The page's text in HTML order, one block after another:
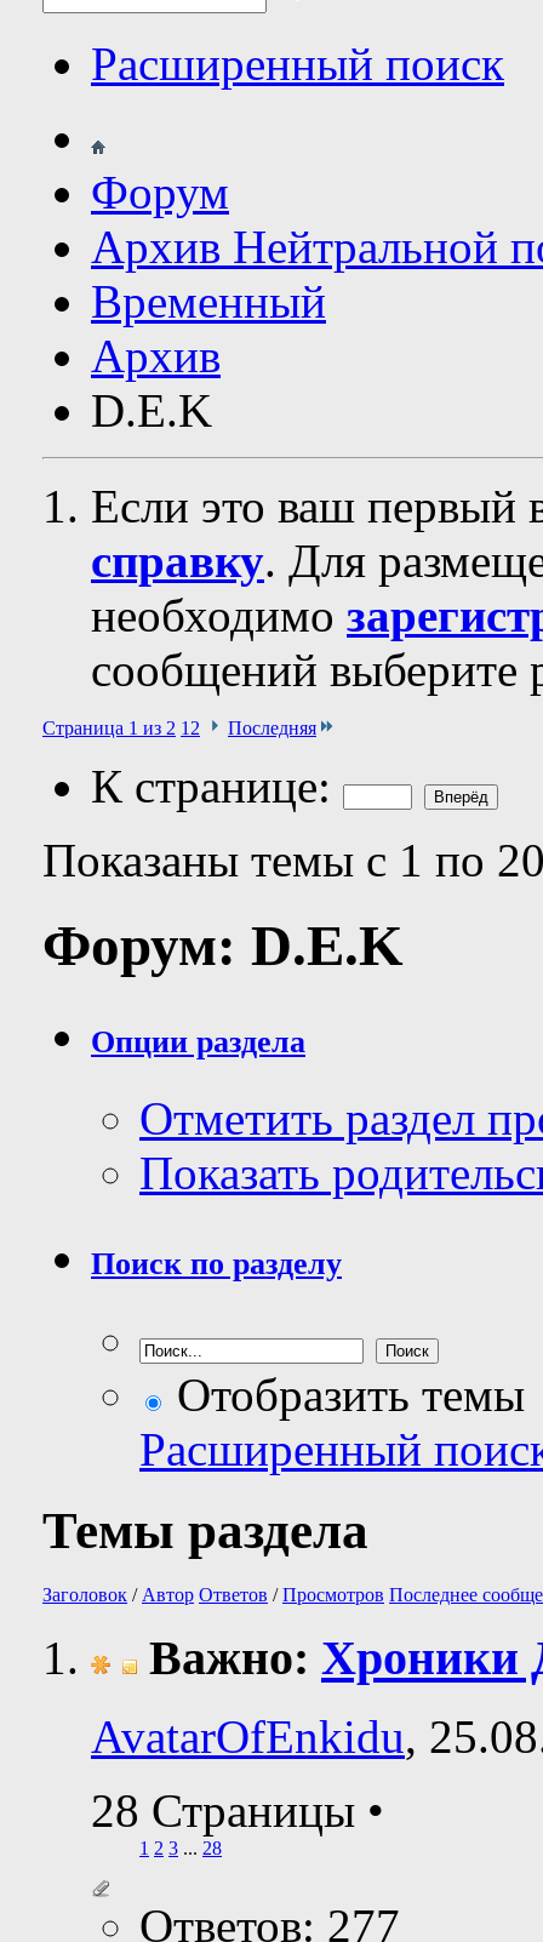
Расширенный поиск
Форум
Архив Нейтральной
Временный
Архив
D.E.K
Если это ваш первый
справку. Для
необходимо
сообщений выберите
Страница 1 из 2 1 2 Последняя
К странице:
Показаны темы с 1 по
Форум: D.E.K
Опции раздела
Отметить раздел
Показать
Поиск по разделу
Отобразить темы
Расширенный
Темы раздела
Заголовок / Автор Ответов /Просмотров Последнее
Важно: Хроники
AvatarOfEnkidu,
28 Страницы •
1 2 3 ... 28
Ответов: 277